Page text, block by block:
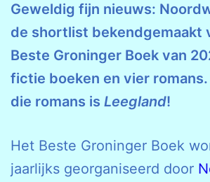
Geweldig fijn nieuws:
de shortlist bekendgemaakt
Beste Groninger Boek van
fictie boeken en vier romans.
die romans is Leegland!
Het Beste Groninger Boek
jaarlijks georganiseerd door